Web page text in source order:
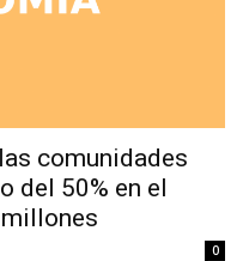
comunidades
del 50% en el
0